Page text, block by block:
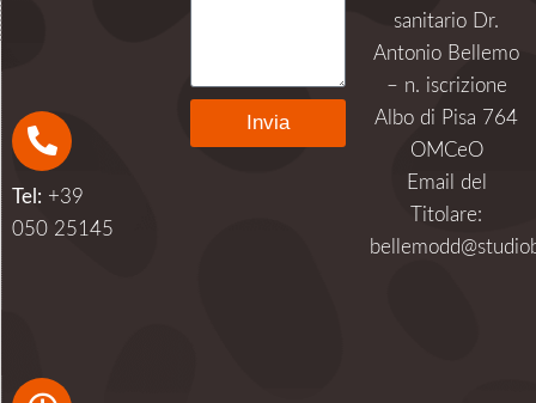
Tel: +39
050 25145
Invia
sanitario Dr.
Antonio Bellemo
– n. iscrizione
Albo di Pisa 764
OMCeO
Email del
Titolare: